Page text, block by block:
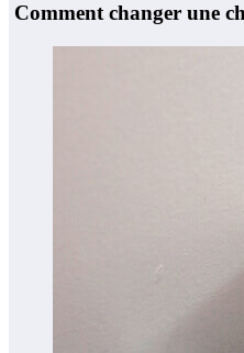
Comment changer une